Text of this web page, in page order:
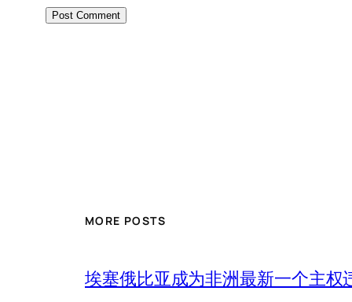
MORE POSTS
埃塞俄比亚成为非洲最新一个主权